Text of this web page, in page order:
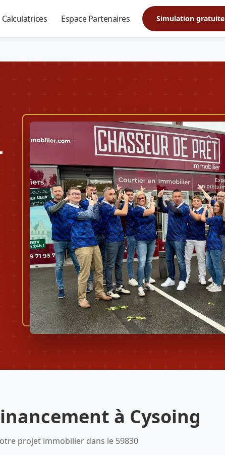
Calculatrices Espace Partenaires Simulation gratuite
à Cysoing
projet immobilier dans le 59830